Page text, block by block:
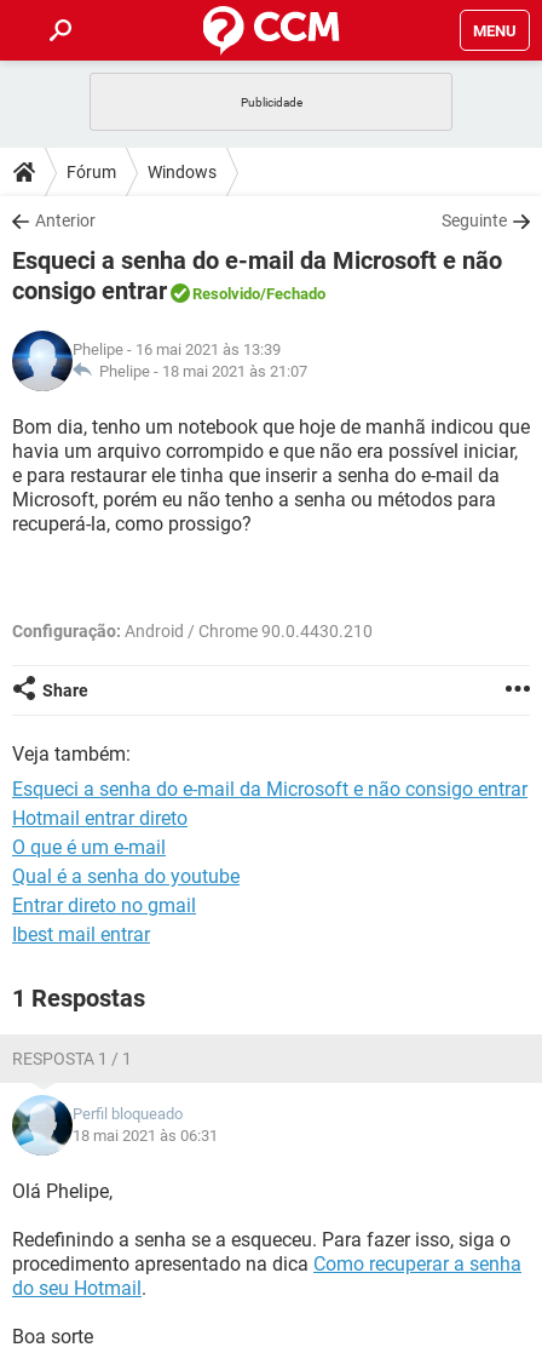
MENU
CELULAR
OUTLOOK
INSTAGRAM GMAIL
GUIA DE COMPRAS
DICAS
JOGOS
OUTLOOK
GUIA DE COMPRAS
DOWNLOADS
JOGOS WHATSAPP
CELULAR FACEBOOK
OUTLOOK
INSTAGRAM
GUIA DE COMPRAS
FÓRUM
CELULAR FACEBOOK
INSTAGRAM GMAIL
GUIA DE COMPRAS
GLOSSÁRIO
JOGOS
CELULAR FACEBOOK
OUTLOOK EXCEL
INSTAGRAM GMAIL
Fórum Windows
Anterior Seguinte
Esqueci a senha do e-mail da Microsoft e não
consigo entrar
Resolvido/Fechado
Phelipe - 16 mai 2021 às 13:39
Phelipe - 18 mai 2021 às 21:07
Bom dia, tenho um notebook que hoje de manhã indicou que
havia um arquivo corrompido e que não era possível iniciar,
e para restaurar ele tinha que inserir a senha do e-mail da
Microsoft, porém eu não tenho a senha ou métodos para
recuperá-la, como prossigo?
Configuração: Android / Chrome 90.0.4430.210
Share
Veja também:
Esqueci a senha do e-mail da Microsoft e não consigo entrar
Hotmail entrar direto
O que é um e-mail
Qual é a senha do youtube
Entrar direto no gmail
Ibest mail entrar
1 Respostas
RESPOSTA 1 / 1
Perfil bloqueado
18 mai 2021 às 06:31
Olá Phelipe,
Redefinindo a senha se a esqueceu. Para fazer isso, siga o
procedimento apresentado na dica Como recuperar a senha
do seu Hotmail.
Boa sorte